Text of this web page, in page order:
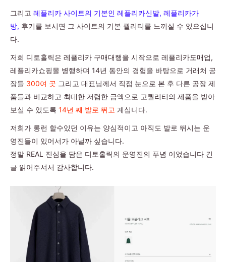
그리고 레플리카 사이트의 기본인 레플리카신발, 레플리카가
방, 후기를 보시면 그 사이트의 기본 퀄리티를 느끼실 수 있으십니
다.
저희 디토홀릭은 레플리카 구매대행을 시작으로 레플리카도매업,
레플리카쇼핑몰 병행하며 14년 동안의 경험을 바탕으로 거래처 공
장들 300여 곳 그리고 대표님께서 직접 눈으로 본 후 다른 공장 제
품들과 비교하고 최대한 저렴한 금액으로 고퀄리티의 제품을 받아
보실 수 있도록 14년 째 발로 뛰고 계십니다.
저희가 롱런 할수있던 이유는 양심적이고 아직도 발로 뛰시는 운
영진들이 있어서가 아닐까 싶습니다.
정말 REAL 진심을 담은 디토홀릭의 운영진의 푸념 이었습니다 긴
글 읽어주셔서 감사합니다.